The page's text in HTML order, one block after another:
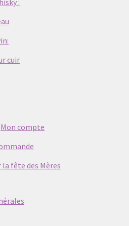
cuir
Mon compte
la fête des Mères